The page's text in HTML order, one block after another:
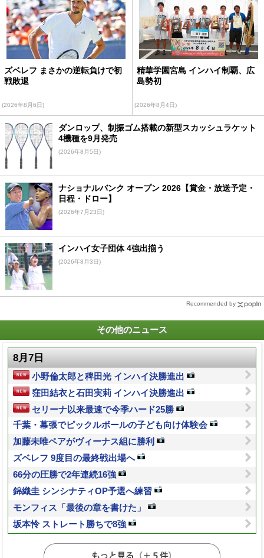
ズベレフ まさかの逆転負けで初
戦敗退
(2026年8月6日)
精華学園宮島 インハイ制覇、広
島勢初
(2026年8月4日)
ダンロップ、制振ゴム搭載の新型スカッシュラケット
4機種を9月発売
(2026年8月5日)
ナショナルバンク オープン 2026【賞金・放送予定・
日程・ドロー】
(2026年7月23日)
インハイ女子団体 4強出揃う
(2026年8月3日)
Recommended by
その他のニュース
8月7日
小野倫太郎と稗田光 インハイ決勝進出
窪田結衣と石田実莉 インハイ決勝進出
セリーナ以来最速で今季ハード25勝
千葉・幕張でピックルボールの子ども向け体験会
加藤未唯ペアがヴィーナス組に勝利
ズベレフ 9度目の最終戦出場へ
66分の圧勝で2年連続16強
錦織圭 シンシナティOP予選へ練習
モンフィス「最後の章を書けた」
坂本怜 ストレート勝ちで8強